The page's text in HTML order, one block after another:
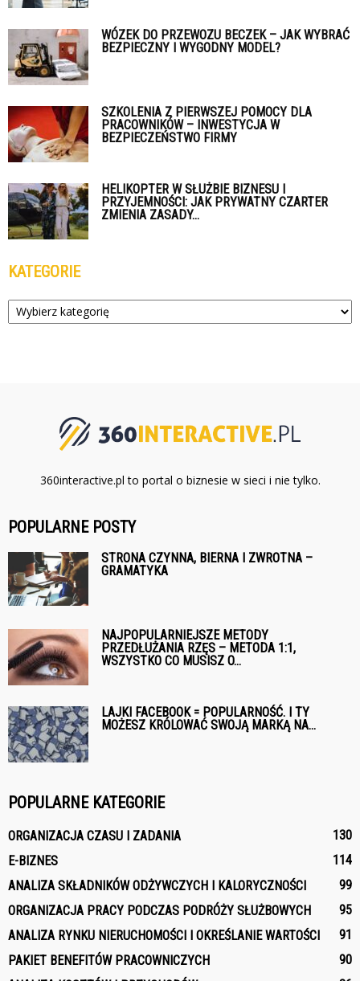
WÓZEK DO PRZEWOZU BECZEK – JAK WYBRAĆ
BEZPIECZNY I WYGODNY MODEL?
SZKOLENIA Z PIERWSZEJ POMOCY DLA
PRACOWNIKÓW – INWESTYCJA W
BEZPIECZEŃSTWO FIRMY
HELIKOPTER W SŁUŻBIE BIZNESU I
PRZYJEMNOŚCI: JAK PRYWATNY CZARTER
ZMIENIA ZASADY...
KATEGORIE
Kategorie
360interactive.pl to portal o biznesie w sieci i nie tylko.
POPULARNE POSTY
STRONA CZYNNA, BIERNA I ZWROTNA –
GRAMATYKA
NAJPOPULARNIEJSZE METODY
PRZEDŁUŻANIA RZĘS – METODA 1:1,
WSZYSTKO CO MUSISZ O...
LAJKI FACEBOOK = POPULARNOŚĆ. I TY
MOŻESZ KRÓLOWAĆ SWOJĄ MARKĄ NA...
POPULARNE KATEGORIE
ORGANIZACJA CZASU I ZADANIA
130
E-BIZNES
114
ANALIZA SKŁADNIKÓW ODŻYWCZYCH I KALORYCZNOŚCI
99
ORGANIZACJA PRACY PODCZAS PODRÓŻY SŁUŻBOWYCH
95
ANALIZA RYNKU NIERUCHOMOŚCI I OKREŚLANIE WARTOŚCI
91
PAKIET BENEFITÓW PRACOWNICZYCH
90